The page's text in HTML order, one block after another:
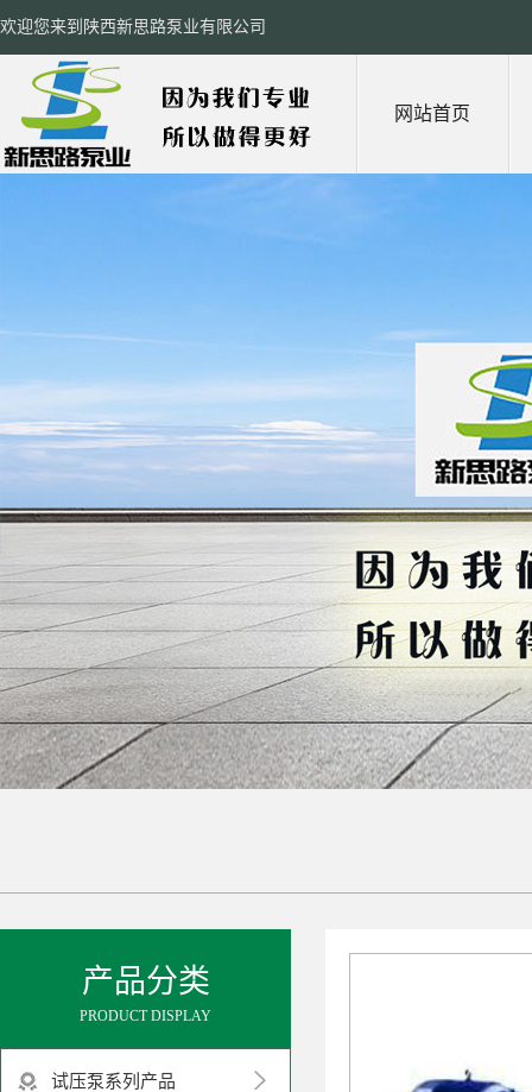
欢迎您来到陕西新思路泵业有限公司
网站首页
产品分类
PRODUCT DISPLAY
试压泵系列产品